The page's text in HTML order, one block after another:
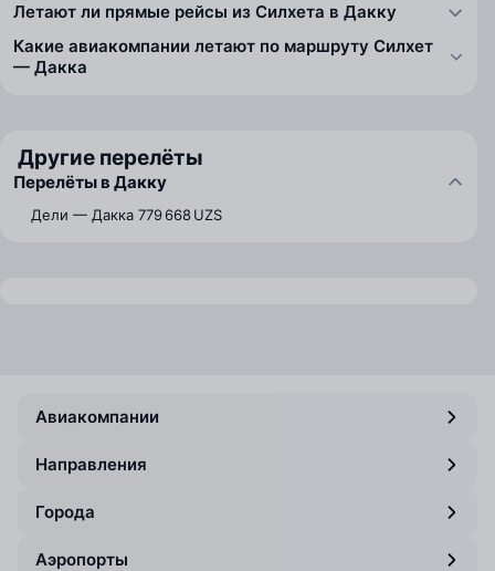
Летают ли прямые рейсы из Силхета в Дакку
Какие авиакомпании летают по маршруту Силхет
— Дакка
Другие перелёты
Перелёты в Дакку
Дели — Дакка 779 668 UZS
Авиакомпании
Направления
Города
Аэропорты